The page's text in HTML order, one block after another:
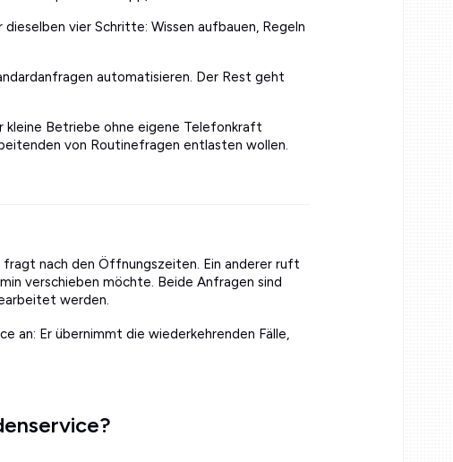
vier Schritte: Wissen aufbauen, Regeln
automatisieren. Der Rest geht
kleine Betriebe ohne eigene Telefonkraft
von Routinefragen entlasten wollen.
fragt nach den Öffnungszeiten. Ein anderer ruft
verschieben möchte. Beide Anfragen sind
werden.
an: Er übernimmt die wiederkehrenden Fälle,